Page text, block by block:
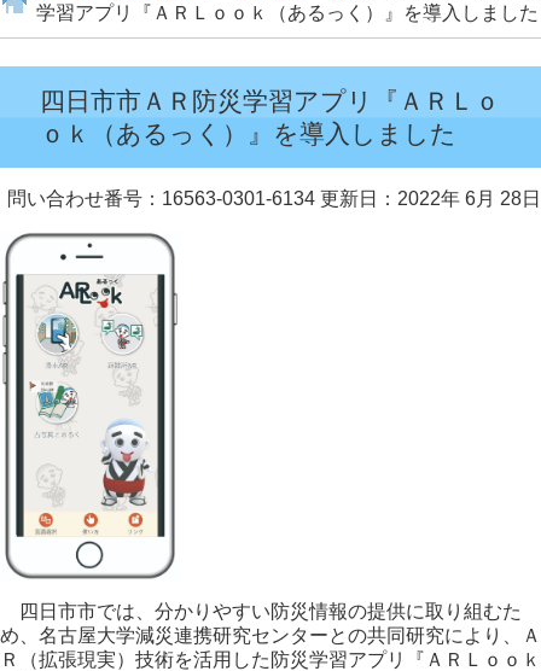
学習アプリ『ＡＲＬｏｏｋ（あるっく）』を導入しました
四日市市ＡＲ防災学習アプリ『ＡＲＬｏ
ｏｋ（あるっく）』を導入しました
問い合わせ番号：16563-0301-6134 更新日：2022年 6月 28日
四日市市では、分かりやすい防災情報の提供に取り組むた
め、名古屋大学減災連携研究センターとの共同研究により、Ａ
Ｒ（拡張現実）技術を活用した防災学習アプリ『ＡＲＬｏｏｋ